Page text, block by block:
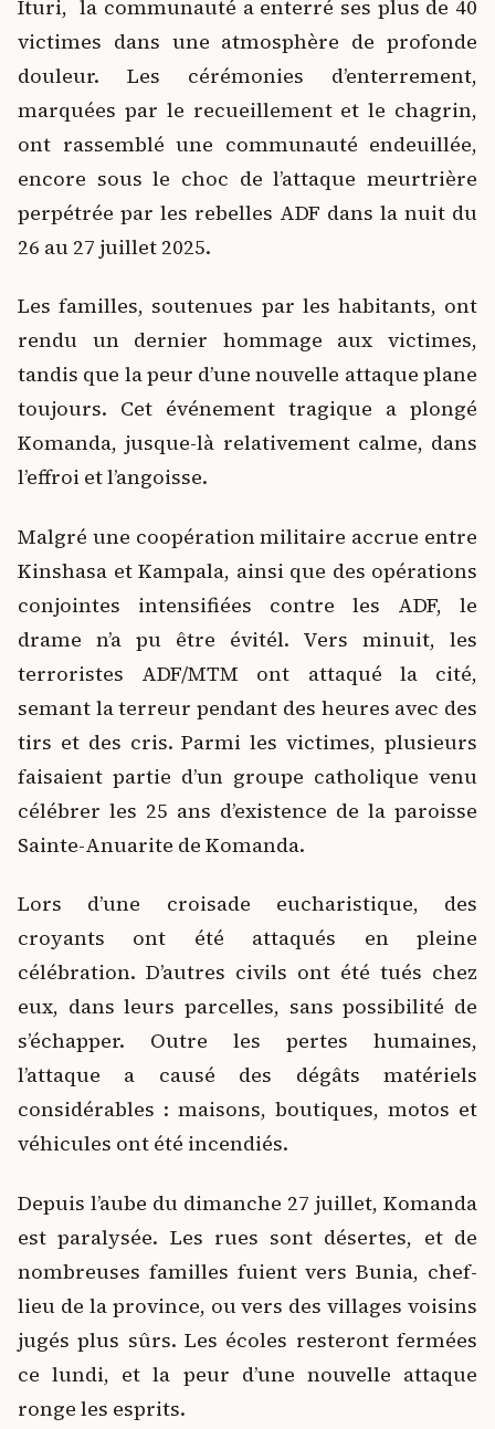
Ituri, la communauté a enterré ses plus de 40
victimes dans une atmosphère de profonde
douleur. Les cérémonies d’enterrement,
marquées par le recueillement et le chagrin,
ont rassemblé une communauté endeuillée,
encore sous le choc de l’attaque meurtrière
perpétrée par les rebelles ADF dans la nuit du
26 au 27 juillet 2025.
Les familles, soutenues par les habitants, ont
rendu un dernier hommage aux victimes,
tandis que la peur d’une nouvelle attaque plane
toujours. Cet événement tragique a plongé
Komanda, jusque-là relativement calme, dans
l’effroi et l’angoisse.
Malgré une coopération militaire accrue entre
Kinshasa et Kampala, ainsi que des opérations
conjointes intensifiées contre les ADF, le
drame n’a pu être évitél. Vers minuit, les
terroristes ADF/MTM ont attaqué la cité,
semant la terreur pendant des heures avec des
tirs et des cris. Parmi les victimes, plusieurs
faisaient partie d’un groupe catholique venu
célébrer les 25 ans d’existence de la paroisse
Sainte-Anuarite de Komanda.
Lors d’une croisade eucharistique, des
croyants ont été attaqués en pleine
célébration. D’autres civils ont été tués chez
eux, dans leurs parcelles, sans possibilité de
s’échapper. Outre les pertes humaines,
l’attaque a causé des dégâts matériels
considérables : maisons, boutiques, motos et
véhicules ont été incendiés.
Depuis l’aube du dimanche 27 juillet, Komanda
est paralysée. Les rues sont désertes, et de
nombreuses familles fuient vers Bunia, chef-
lieu de la province, ou vers des villages voisins
jugés plus sûrs. Les écoles resteront fermées
ce lundi, et la peur d’une nouvelle attaque
ronge les esprits.